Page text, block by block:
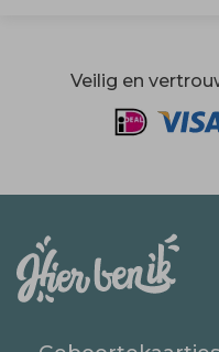
Veilig en